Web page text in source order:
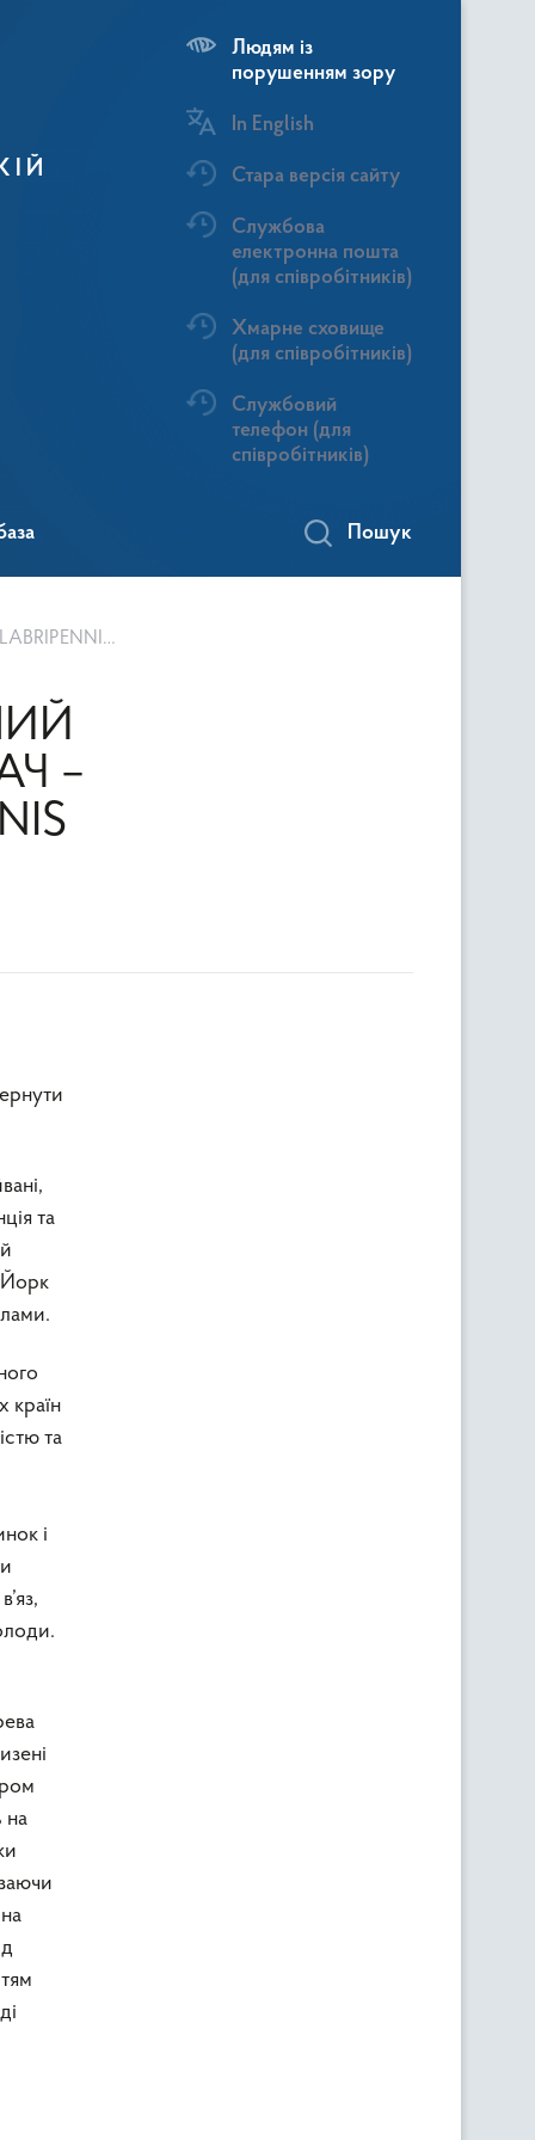
Людям із
порушенням зору
In English
Стара версія сайту
Службова
електронна пошта
(для співробітників)
Хмарне сховище
(для співробітників)
Службовий
телефон (для
співробітників)
Пошук
–
та
Йорк
країн
та
і
на